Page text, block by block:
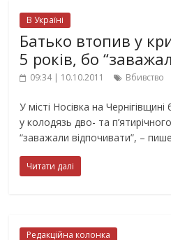
В Україні
Батько втопив у
5 років, бо
09:34 | 10.10.2011 Вбивство
У місті Носівка на
у колодязь дво- та
“заважали відпочивати”, –
Читати далі
Редакційна колонка